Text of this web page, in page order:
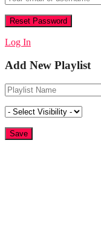
Log In
Add New Playlist